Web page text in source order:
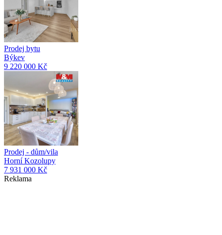
Prodej bytu
Býkev
9 220 000 Kč
Prodej - dům/vila
Horní Kozolupy
7 931 000 Kč
Reklama